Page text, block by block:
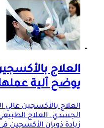
العلاج
يوضح آلية
العلاج بالأكسجين عالي
الجسدي. العلاج
زيادة ذوبان الأكسجين